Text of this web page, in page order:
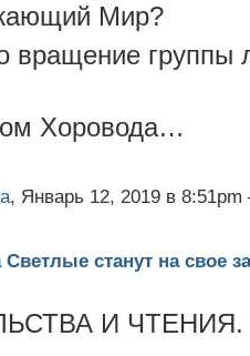
Мир?
вращение группы
Хоровода…
, Январь 12, 2019 в
станут на свое
И ЧТЕНИЯ.